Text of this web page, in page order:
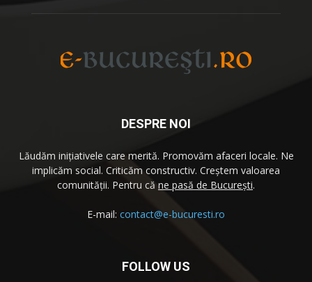
DESPRE NOI
Lăudăm iniţiativele care merită. Promovăm afaceri locale. Ne
implicăm social. Criticăm constructiv. Creştem valoarea
comunităţii. Pentru că ne pasă de București.
E-mail: contact@e-bucuresti.ro
FOLLOW US